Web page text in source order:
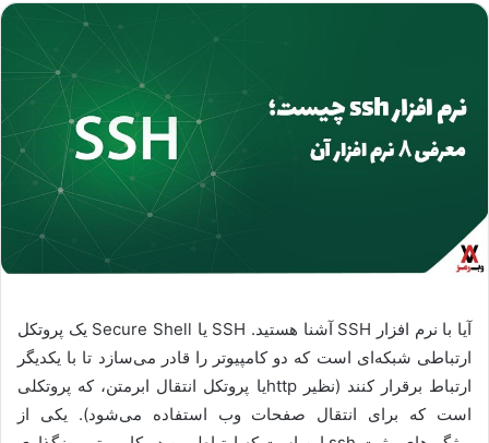
آیا با نرم افزار SSH آشنا هستید. SSH یا Secure Shell یک پروتکل
ارتباطی شبکه‌ای است که دو کامپیوتر را قادر می‌سازد تا با یکدیگر
ارتباط برقرار کنند (نظیر httpیا پروتکل انتقال ابرمتن، که پروتکلی
است که برای انتقال صفحات وب استفاده می‌شود). یکی از